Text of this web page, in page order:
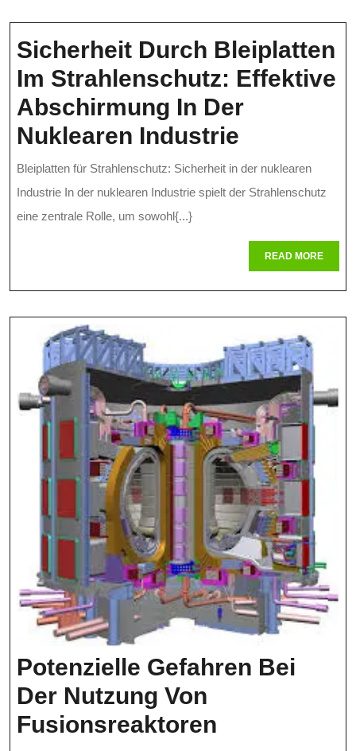
Sicherheit Durch Bleiplatten
Im Strahlenschutz: Effektive
Abschirmung In Der
Nuklearen Industrie
Durch
Effektive
In
Der
Nuklearen
Industrie
Bleiplatten für Strahlenschutz: Sicherheit in der nuklearen
Industrie In der nuklearen Industrie spielt der Strahlenschutz
eine zentrale Rolle, um sowohl{...}
READ MOREREAD
MORE
Potenzielle Gefahren Bei
Der Nutzung Von
Fusionsreaktoren